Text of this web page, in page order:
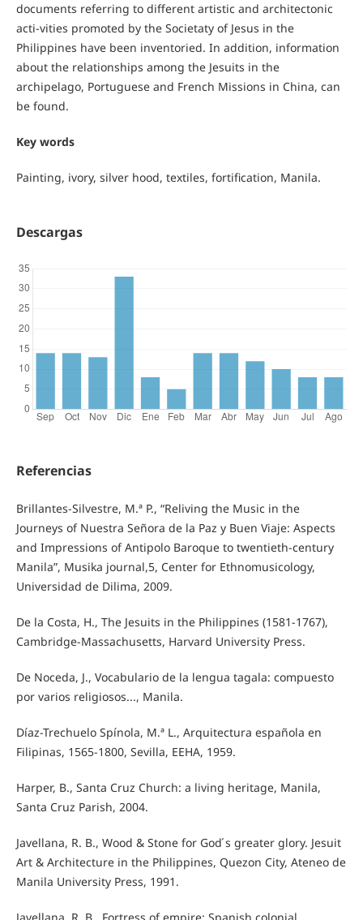
documents referring to different artistic and architectonic
acti-vities promoted by the Societaty of Jesus in the
Philippines have been inventoried. In addition, information
about the relationships among the Jesuits in the
archipelago, Portuguese and French Missions in China, can
be found.
Key words
Painting, ivory, silver hood, textiles, fortification, Manila.
Descargas
Referencias
Brillantes-Silvestre, M.ª P., “Reliving the Music in the
Journeys of Nuestra Señora de la Paz y Buen Viaje: Aspects
and Impressions of Antipolo Baroque to twentieth-century
Manila”, Musika journal,5, Center for Ethnomusicology,
Universidad de Dilima, 2009.
De la Costa, H., The Jesuits in the Philippines (1581-1767),
Cambridge-Massachusetts, Harvard University Press.
De Noceda, J., Vocabulario de la lengua tagala: compuesto
por varios religiosos..., Manila.
Díaz-Trechuelo Spínola, M.ª L., Arquitectura española en
Filipinas, 1565-1800, Sevilla, EEHA, 1959.
Harper, B., Santa Cruz Church: a living heritage, Manila,
Santa Cruz Parish, 2004.
Javellana, R. B., Wood & Stone for God ́s greater glory. Jesuit
Art & Architecture in the Philippines, Quezon City, Ateneo de
Manila University Press, 1991.